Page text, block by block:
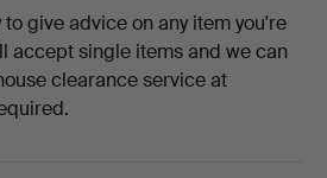
give advice on any item you're
accept single items and we can
clearance service at